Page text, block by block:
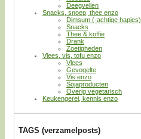
Deegvellen
Snacks, snoep, thee enzo
Dimsum (-achtige hapjes)
Snacks
Thee & koffie
Drank
Zoetigheden
Vlees, vis, tofu enzo
Vlees
Gevogelte
Vis enzo
Sojaproducten
Overig vegetarisch
Keukengerei, kennis enzo
TAGS (verzamelposts)